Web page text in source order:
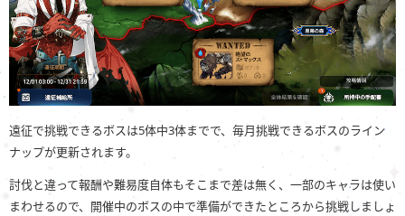
遠征で挑戦できるボスは5体中3体までで、毎月挑戦できるボスのライン
ナップが更新されます。
討伐と違って報酬や難易度自体もそこまで差は無く、一部のキャラは使い
まわせるので、開催中のボスの中で準備ができたところから挑戦しましょ